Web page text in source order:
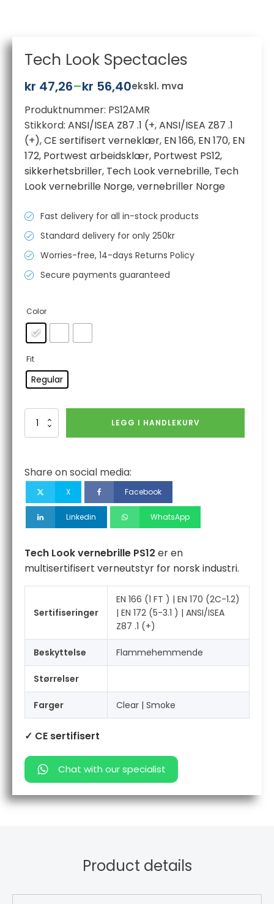
Tech Look Spectacles
kr 47,26–kr 56,40
Prisområde:
kr 47,26
til
kr 56,40
ekskl. mva
Produktnummer: PS12AMR
Stikkord: ANSI/ISEA Z87 .1 (+,ANSI/ISEA Z87 .1
(+),CE sertifisert verneklær, EN 166, EN 170, EN
172, Portwest arbeidsklær, Portwest PS12,
sikkerhetsbriller, Tech Look vernebrille, Tech
Look vernebrille Norge,vernebriller Norge
Fast delivery for all in-stock products
Standard delivery for only 250kr
Worries-free, 14-days Returns Policy
Secure payments guaranteed
Color
Fit
Regular
Tech
LEGG I HANDLEKURV
Share on social media:
X Facebook
Linkedin WhatsApp
Tech Look vernebrille PS12 er en
multisertifisert verneutstyr for norsk industri.
Sertifiseringer
EN 166 (1 FT ) | EN 170 (2C-1.2)
| EN 172 (5-3.1 ) | ANSI/ISEA
Z87 .1 (+)
Beskyttelse Flammehemmende
Størrelser
Farger Clear | Smoke
✓ CE sertifisert
Chat with our specialist
Product details